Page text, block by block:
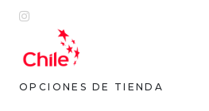
OPCIONES DE TIENDA